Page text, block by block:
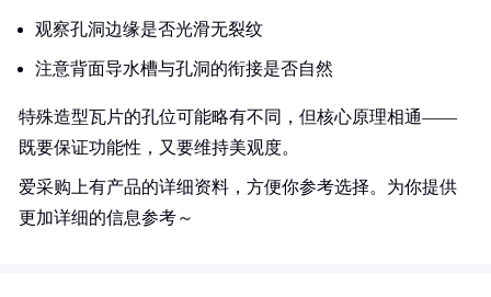
观察孔洞边缘是否光滑无裂纹
注意背面导水槽与孔洞的衔接是否自然
特殊造型瓦片的孔位可能略有不同，但核心原理相通——
既要保证功能性，又要维持美观度。
爱采购上有产品的详细资料，方便你参考选择。为你提供
更加详细的信息参考～